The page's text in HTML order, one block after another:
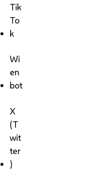
Tik
To
k
Wi
en
bot
X
(T
wit
ter
)